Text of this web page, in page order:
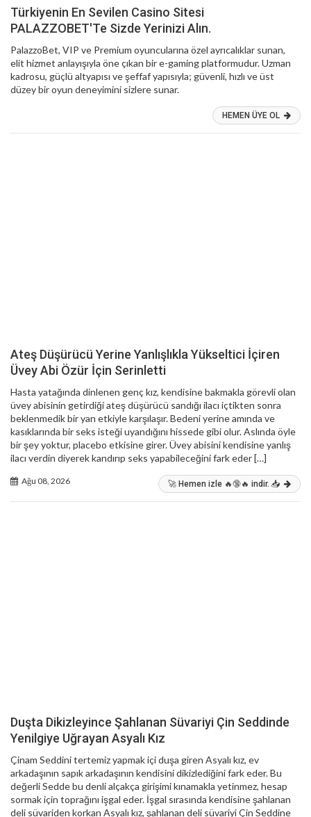
Türkiyenin En Sevilen Casino Sitesi
PALAZZOBET'Te Sizde Yerinizi Alın.
PalazzoBet, VIP ve Premium oyuncularına özel ayrıcalıklar sunan,
elit hizmet anlayışıyla öne çıkan bir e-gaming platformudur. Uzman
kadrosu, güçlü altyapısı ve şeffaf yapısıyla; güvenli, hızlı ve üst
düzey bir oyun deneyimini sizlere sunar.
HEMEN ÜYE OL
Ateş Düşürücü Yerine Yanlışlıkla Yükseltici İçiren
Üvey Abi Özür İçin Serinletti
Hasta yatağında dinlenen genç kız, kendisine bakmakla görevli olan
üvey abisinin getirdiği ateş düşürücü sandığı ilacı içtikten sonra
beklenmedik bir yan etkiyle karşılaşır. Bedeni yerine amında ve
kasıklarında bir seks isteği uyandığını hissede gibi olur. Aslında öyle
bir şey yoktur, placebo etkisine girer. Üvey abisini kendisine yanlış
ilacı verdin diyerek kandırıp seks yapabileceğini fark eder […]
Ağu 08, 2026 🚀 Hemen izle 🔥🔞🔥 indir. 📥
Duşta Dikizleyince Şahlanan Süvariyi Çin Seddinde
Yenilgiye Uğrayan Asyalı Kız
Çinam Seddini tertemiz yapmak içi duşa giren Asyalı kız, ev
arkadaşının sapık arkadaşının kendisini dikizlediğini fark eder. Bu
değerli Sedde bu denli alçakça girişimi kınamakla yetinmez, hesap
sormak için toprağını işgal eder. İşgal sırasında kendisine şahlanan
deli süvariden korkan Asyalı kız, şahlanan deli süvariyi Çin Seddine